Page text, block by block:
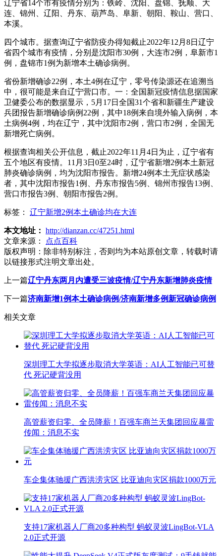
辽宁省14个市有疫情分别为：铁岭、沈阳、盘锦、抚顺、大
连、锦州、辽阳、丹东、葫芦岛、阜新、朝阳、鞍山、营口、
本溪。
四个城市。据查询辽宁省防疫办得知截止2022年12月8日辽宁
省四个城市有疫情，分别是沈阳市30例，大连市2例，阜新市1
例，盘锦市1例为新增本土确诊病例。
省份新增确诊22例，本土4例在辽宁，零号传染源还在追溯当
中，很可能是来自辽宁营口市。一：全国新冠疫情信息据国家
卫健委公布的数据显示，5月17日全国31个省和新疆生产建设
兵团报告新增确诊病例22例，其中18例来自境外输入病例，本
土病例4例，均在辽宁，其中沈阳市2例，营口市2例，全国无
新增死亡病例。
根据查询相关公开信息，截止2022年11月4日为止，辽宁省有
五个地区有疫情。11月3日0至24时，辽宁省新增2例本土新冠
肺炎确诊病例，均为沈阳市报告。新增24例本土无症状感染
者，其中沈阳市报告1例、丹东市报告5例、锦州市报告13例、
营口市报告3例、朝阳市报告2例。
标签： 辽宁新增2例本土确诊均在大连
本文地址： http://dianzan.cc/47251.html
文章来源：
点点百科
版权声明： 除非特别标注，否则均为本站原创文章，转载时请
以链接形式注明文章出处。
上一篇辽宁丹东两月内遭受三波疫情/辽宁丹东新增肺炎疫情
下一篇济南新增1例本土确诊病例/济南新增多例新冠确诊病例
相关文章
深圳理工大学拟逐步取消大学英语：AI人工智能已可替
代 死记硬背没用
高管薪资归零、全员降薪！百强车商兰天集团回应暴雷
传闻：消息不实
车企集体驰援广西洪涝灾区 比亚迪向灾区捐款1000万元
支持17家机器人厂商20多种构型 蚂蚁灵波LingBot-VLA
2.0正式开源